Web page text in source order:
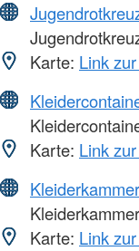
Karte: Link
Karte: Link
Kleiderkammer
Karte: Link